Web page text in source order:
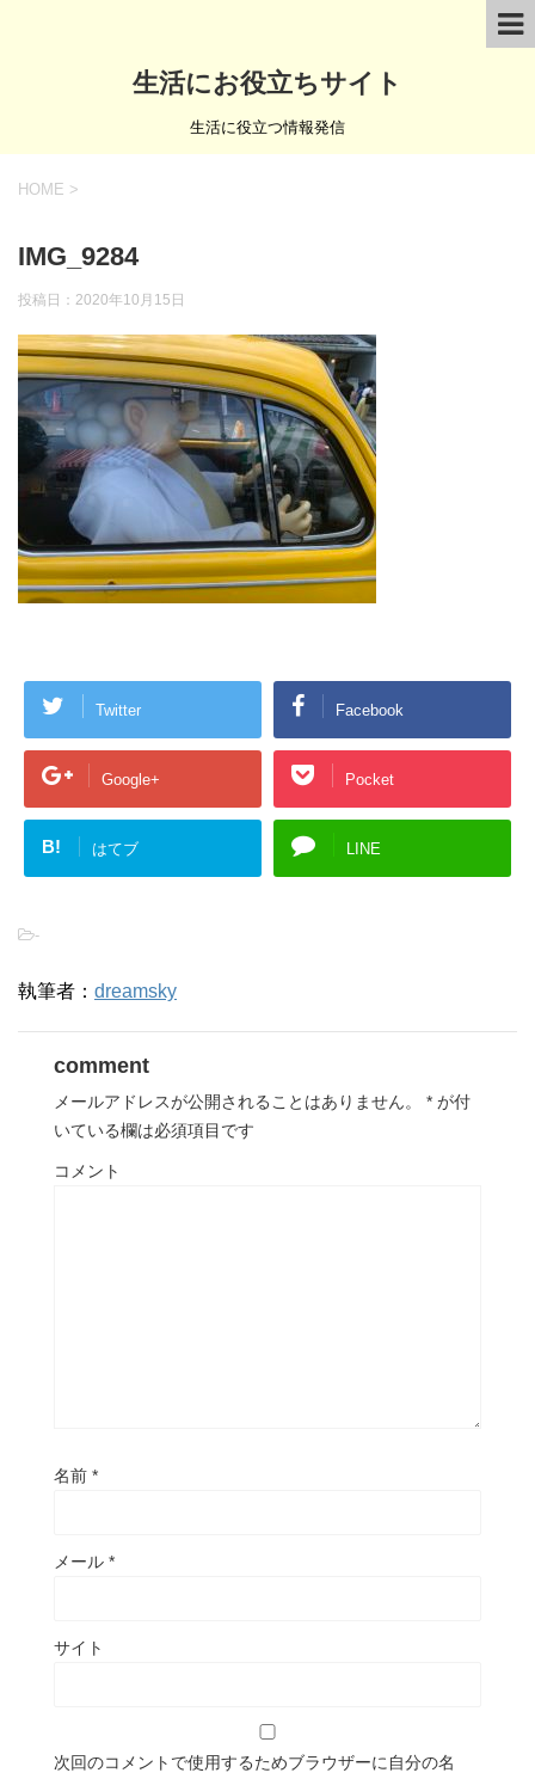
生活にお役立ちサイト
生活に役立つ情報発信
HOME >
IMG_9284
投稿日： 2020年10月15日
Twitter Facebook
Google+ Pocket
B! はてブ LINE
-
執筆者： dreamsky
comment
メールアドレスが公開されることはありません。 * が付
いている欄は必須項目です
コメント
名前 *
メール *
サイト
次回のコメントで使用するためブラウザーに自分の名